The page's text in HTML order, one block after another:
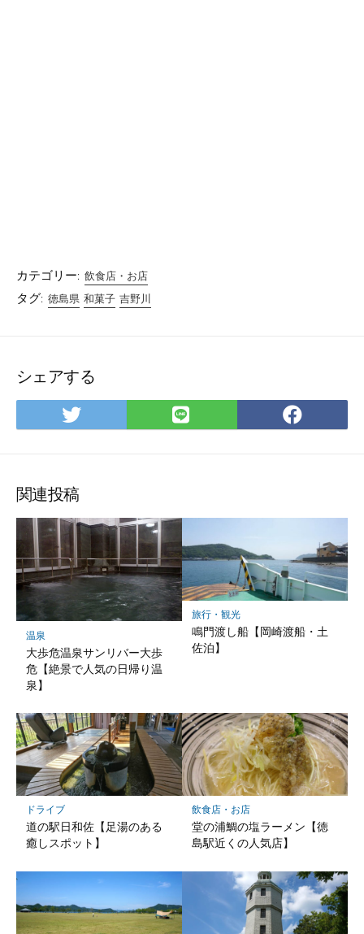
カテゴリー: 飲食店・お店
タグ: 徳島県 和菓子 吉野川
シェアする
Twitter
で
LINE
で
で
関連投稿
温泉
大歩危温泉サンリバー大歩
危【絶景で人気の日帰り温
泉】
旅行・観光
鳴門渡し船【岡崎渡船・土
佐泊】
ドライブ
道の駅日和佐【足湯のある
癒しスポット】
飲食店・お店
堂の浦鯛の塩ラーメン【徳
島駅近くの人気店】